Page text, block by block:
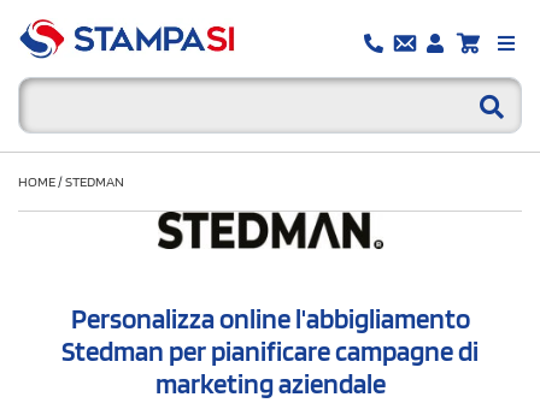
HOME/STEDMAN
Personalizza online l'abbigliamento
Stedman per pianificare campagne di
marketing aziendale